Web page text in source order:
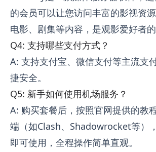
的会员可以让您访问丰富的影视资
电影、剧集等内容，是观影爱好者的
Q4: 支持哪些支付方式？
A: 支持支付宝、微信支付等主流支
捷安全。
Q5: 新手如何使用机场服务？
A: 购买套餐后，按照官网提供的教
端（如Clash、Shadowrocket等）
即可使用，全程操作简单直观。